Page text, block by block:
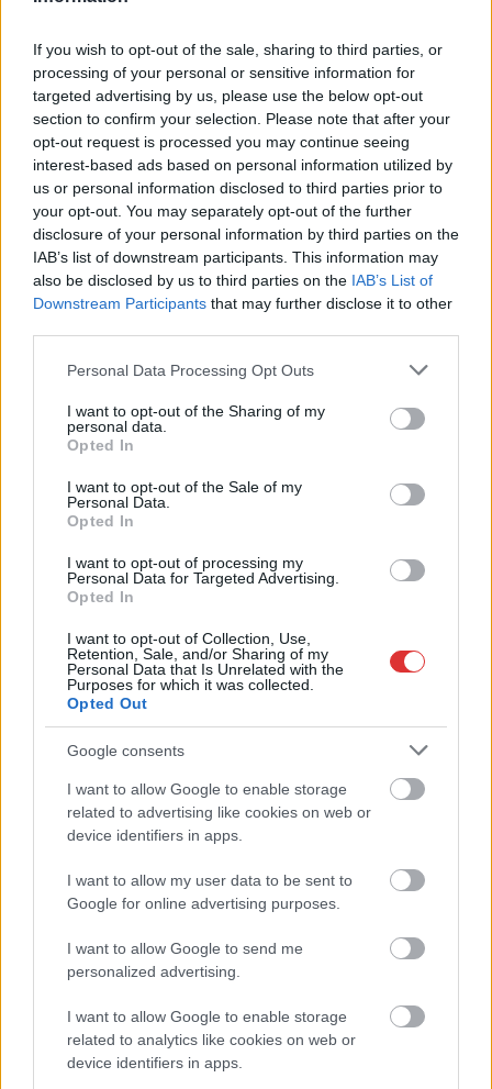
If you wish to opt-out of the sale, sharing to third parties, or
processing of your personal or sensitive information for
targeted advertising by us, please use the below opt-out
section to confirm your selection. Please note that after your
opt-out request is processed you may continue seeing
interest-based ads based on personal information utilized by
us or personal information disclosed to third parties prior to
your opt-out. You may separately opt-out of the further
disclosure of your personal information by third parties on the
IAB’s list of downstream participants. This information may
also be disclosed by us to third parties on the IAB’s List of
Downstream Participants that may further disclose it to other
Please note that this website/app uses one or more Google
not limited to your visit or usage behaviour. You may click to
grant or deny consent to Google and its third-party tags to
use your data for below specified purposes in below Google
consent section.
Personal Data Processing Opt Outs
I want to opt-out of the Sharing of my
personal data.
Opted In
I want to opt-out of the Sale of my
Personal Data.
Opted In
I want to opt-out of processing my
Personal Data for Targeted Advertising.
Opted In
I want to opt-out of Collection, Use,
Retention, Sale, and/or Sharing of my
Personal Data that Is Unrelated with the
Purposes for which it was collected.
Opted Out
Google consents
I want to allow Google to enable storage
related to advertising like cookies on web or
device identifiers in apps.
I want to allow my user data to be sent to
Google for online advertising purposes.
I want to allow Google to send me
personalized advertising.
I want to allow Google to enable storage
related to analytics like cookies on web or
device identifiers in apps.
2026.08.06. Fazekas Adrián
A Szolnok megyei gazdák nagyon nem akarták a
alkalmazkodik a gazdálkodók döntéséhez az
Agrárminisztérium és a Nemzeti...
2026.08.06. Fazekas Adrián
Csődbe ment a tószegi Accell Hunland, a hazai
Leállt a termelés a tószegi üzemben, miközben a holland
kerékpáripar...
JNSZ megyei hírek